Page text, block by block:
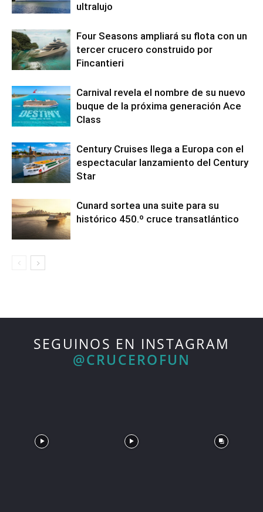
ultralujo
Four Seasons ampliará su flota con un
tercer crucero construido por
Fincantieri
Carnival revela el nombre de su nuevo
buque de la próxima generación Ace
Class
Century Cruises llega a Europa con el
espectacular lanzamiento del Century
Star
Cunard sortea una suite para su
histórico 450.º cruce transatlántico
SEGUINOS EN INSTAGRAM
@CRUCEROFUN